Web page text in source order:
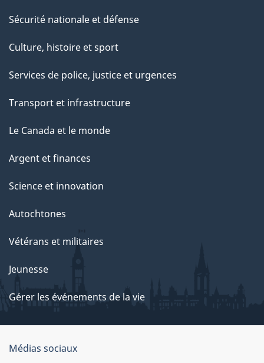
Sécurité nationale et défense
Culture, histoire et sport
Services de police, justice et urgences
Transport et infrastructure
Le Canada et le monde
Argent et finances
Science et innovation
Autochtones
Vétérans et militaires
Jeunesse
Gérer les événements de la vie
Organisation
Médias sociaux